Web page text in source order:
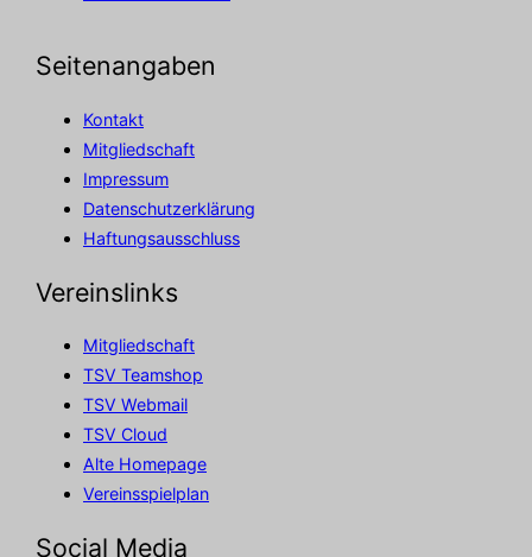
Seitenangaben
Kontakt
Mitgliedschaft
Impressum
Datenschutzerklärung
Haftungsausschluss
Vereinslinks
Mitgliedschaft
TSV Teamshop
TSV Webmail
TSV Cloud
Alte Homepage
Vereinsspielplan
Social Media